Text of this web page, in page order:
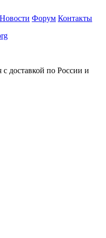
Новости Форум Контакты
доставкой по России и